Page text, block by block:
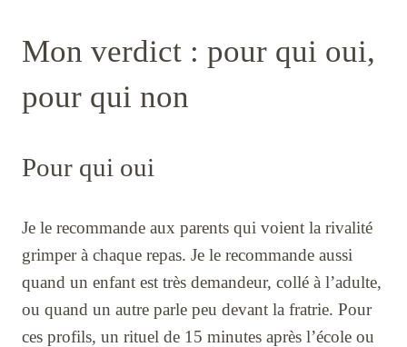
Mon verdict : pour qui oui,
pour qui non
Pour qui oui
Je le recommande aux parents qui voient la rivalité
grimper à chaque repas. Je le recommande aussi
quand un enfant est très demandeur, collé à l’adulte,
ou quand un autre parle peu devant la fratrie. Pour
ces profils, un rituel de 15 minutes après l’école ou